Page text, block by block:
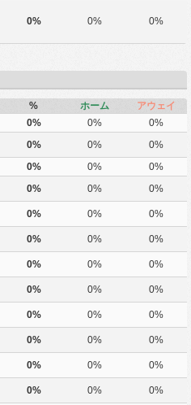
0% 0% 0%
% ホーム アウェイ
0% 0% 0%
0% 0% 0%
0% 0% 0%
0% 0% 0%
0% 0% 0%
0% 0% 0%
0% 0% 0%
0% 0% 0%
0% 0% 0%
0% 0% 0%
0% 0% 0%
0% 0% 0%